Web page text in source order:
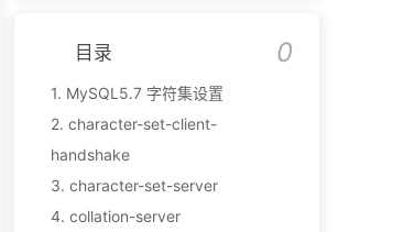
目录
1. MySQL5.7 字符集设置
2. character-set-client-
handshake
3. character-set-server
4. collation-server